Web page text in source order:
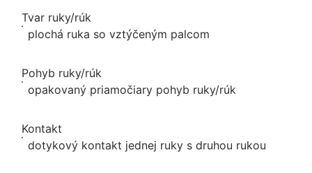
Tvar ruky/rúk
plochá ruka so vztýčeným palcom
Pohyb ruky/rúk
opakovaný priamočiary pohyb ruky/rúk
Kontakt
dotykový kontakt jednej ruky s druhou rukou